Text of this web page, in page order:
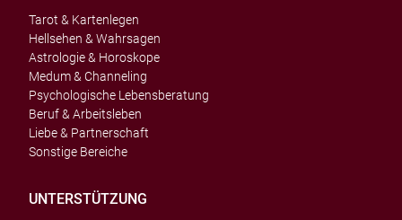
Tarot & Kartenlegen
Hellsehen & Wahrsagen
Astrologie & Horoskope
Medum & Channeling
Psychologische Lebensberatung
Beruf & Arbeitsleben
Liebe & Partnerschaft
Sonstige Bereiche
UNTERSTÜTZUNG